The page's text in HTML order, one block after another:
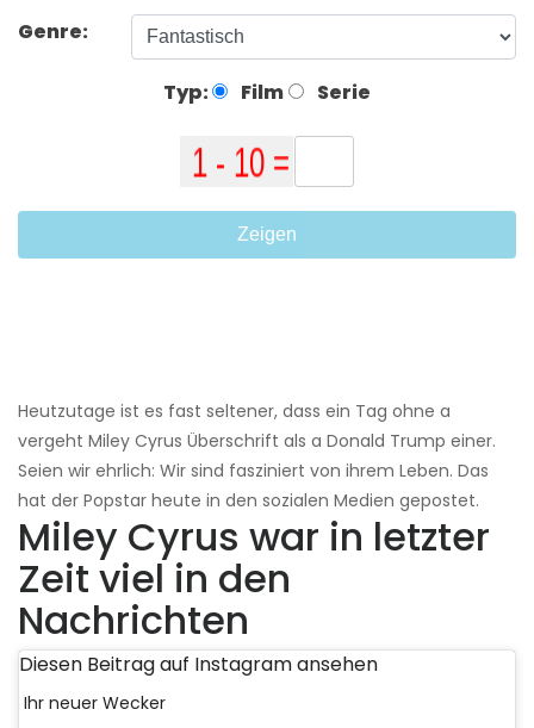
Genre:
Typ: Film Serie
Zeigen
Heutzutage ist es fast seltener, dass ein Tag ohne a
vergeht Miley Cyrus Überschrift als a Donald Trump einer.
Seien wir ehrlich: Wir sind fasziniert von ihrem Leben. Das
hat der Popstar heute in den sozialen Medien gepostet.
Miley Cyrus war in letzter
Zeit viel in den
Nachrichten
Diesen Beitrag auf Instagram ansehen
Ihr neuer Wecker